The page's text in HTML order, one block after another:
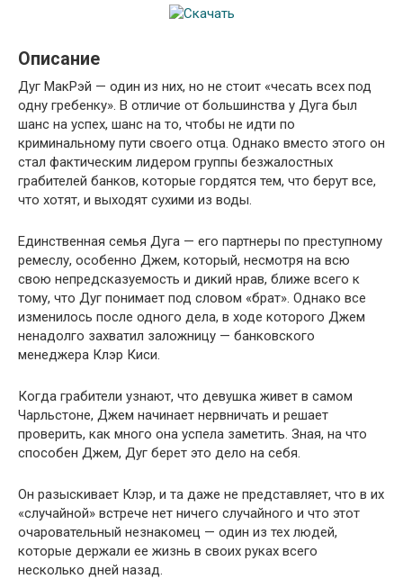
Описание
Дуг МакРэй — один из них, но не стоит «чесать всех под
одну гребенку». В отличие от большинства у Дуга был
шанс на успех, шанс на то, чтобы не идти по
криминальному пути своего отца. Однако вместо этого он
стал фактическим лидером группы безжалостных
грабителей банков, которые гордятся тем, что берут все,
что хотят, и выходят сухими из воды.
Единственная семья Дуга — его партнеры по преступному
ремеслу, особенно Джем, который, несмотря на всю
свою непредсказуемость и дикий нрав, ближе всего к
тому, что Дуг понимает под словом «брат». Однако все
изменилось после одного дела, в ходе которого Джем
ненадолго захватил заложницу — банковского
менеджера Клэр Киси.
Когда грабители узнают, что девушка живет в самом
Чарльстоне, Джем начинает нервничать и решает
проверить, как много она успела заметить. Зная, на что
способен Джем, Дуг берет это дело на себя.
Он разыскивает Клэр, и та даже не представляет, что в их
«случайной» встрече нет ничего случайного и что этот
очаровательный незнакомец — один из тех людей,
которые держали ее жизнь в своих руках всего
несколько дней назад.